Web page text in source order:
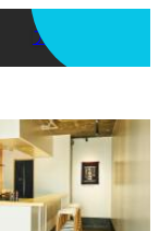
アプリを使う